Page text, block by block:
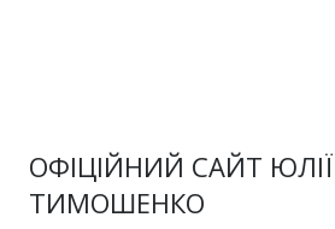
ОФІЦІЙНИЙ САЙТ ЮЛІЇ
ТИМОШЕНКО